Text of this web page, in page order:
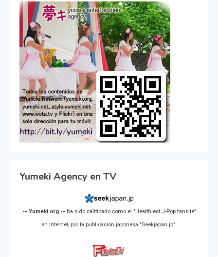
Yumeki Agency en TV
-- Yumeki.org -- ha sido calificado como el "Healthiest J-Pop fansite"
en Internet, por la publicación japonesa "Seekjapan.jp".